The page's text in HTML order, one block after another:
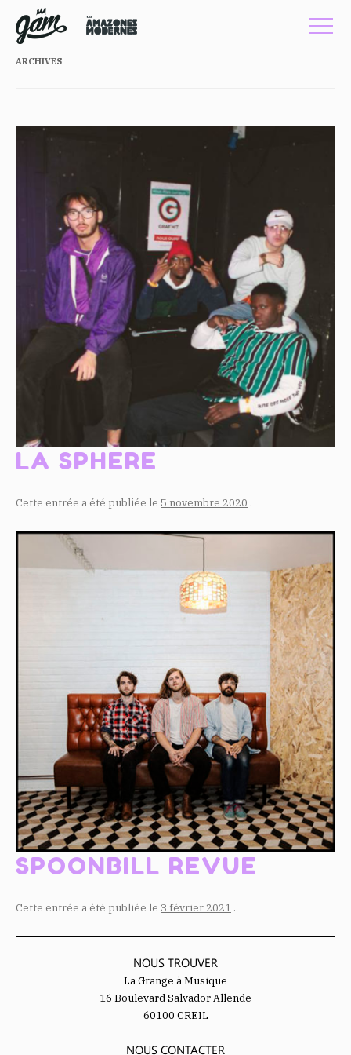
ARCHIVES
LA SPHERE
Cette entrée a été publiée le 5 novembre 2020 .
SPOONBILL REVUE
Cette entrée a été publiée le 3 février 2021 .
NOUS TROUVER
La Grange à Musique
16 Boulevard Salvador Allende
60100 CREIL
NOUS CONTACTER